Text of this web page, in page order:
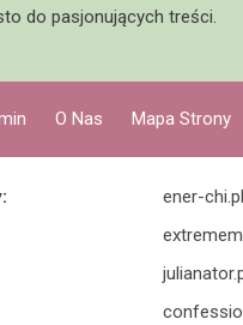
do pasjonujących treści.
O Nas Mapa Strony
ener-chi.pl